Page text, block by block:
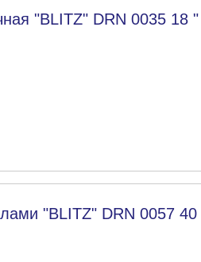
"BLITZ" DRN 0035 18
"BLITZ" DRN 0057